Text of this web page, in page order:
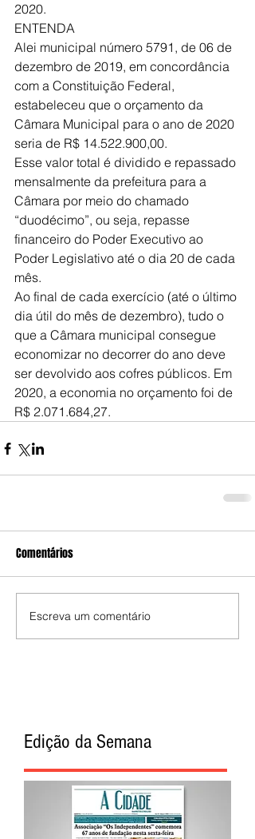
2020.
ENTENDA
Alei municipal número 5791, de 06 de
dezembro de 2019, em concordância
com a Constituição Federal,
estabeleceu que o orçamento da
Câmara Municipal para o ano de 2020
seria de R$ 14.522.900,00.
Esse valor total é dividido e repassado
mensalmente da prefeitura para a
Câmara por meio do chamado
“duodécimo”, ou seja, repasse
financeiro do Poder Executivo ao
Poder Legislativo até o dia 20 de cada
mês.
Ao final de cada exercício (até o último
dia útil do mês de dezembro), tudo o
que a Câmara municipal consegue
economizar no decorrer do ano deve
ser devolvido aos cofres públicos. Em
2020, a economia no orçamento foi de
R$ 2.071.684,27.
Comentários
Escreva um comentário
Edição da Semana